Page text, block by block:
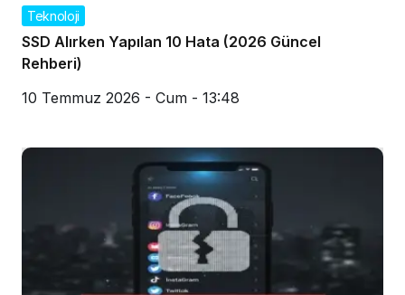
Teknoloji
SSD Alırken Yapılan 10 Hata (2026 Güncel
Rehberi)
10 Temmuz 2026 - Cum - 13:48